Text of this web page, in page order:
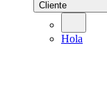
Cliente
Hola